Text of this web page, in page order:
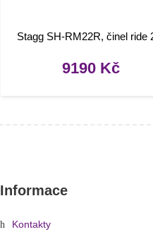
Stagg SH-RM22R, činel ride
9190 Kč
Informace
Kontakty